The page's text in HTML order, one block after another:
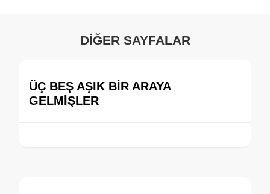
DİĞER SAYFALAR
ÜÇ BEŞ AŞIK BİR ARAYA
GELMİŞLER